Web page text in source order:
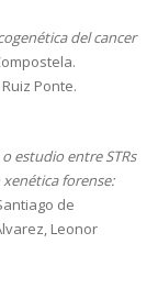
del cancer
Ponte.
estudio entre STRs
forense:
de
Leonor